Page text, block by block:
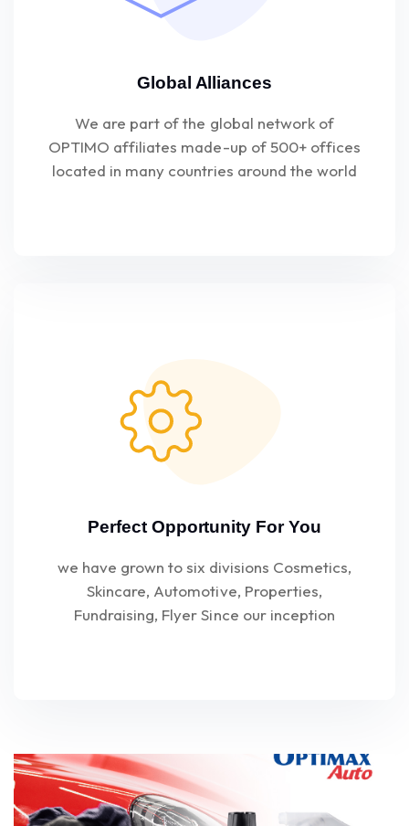
Global Alliances
We are part of the global network of
OPTIMO affiliates made-up of 500+ offices
located in many countries around the world
Perfect Opportunity For You
we have grown to six divisions Cosmetics,
Skincare, Automotive, Properties,
Fundraising, Flyer Since our inception